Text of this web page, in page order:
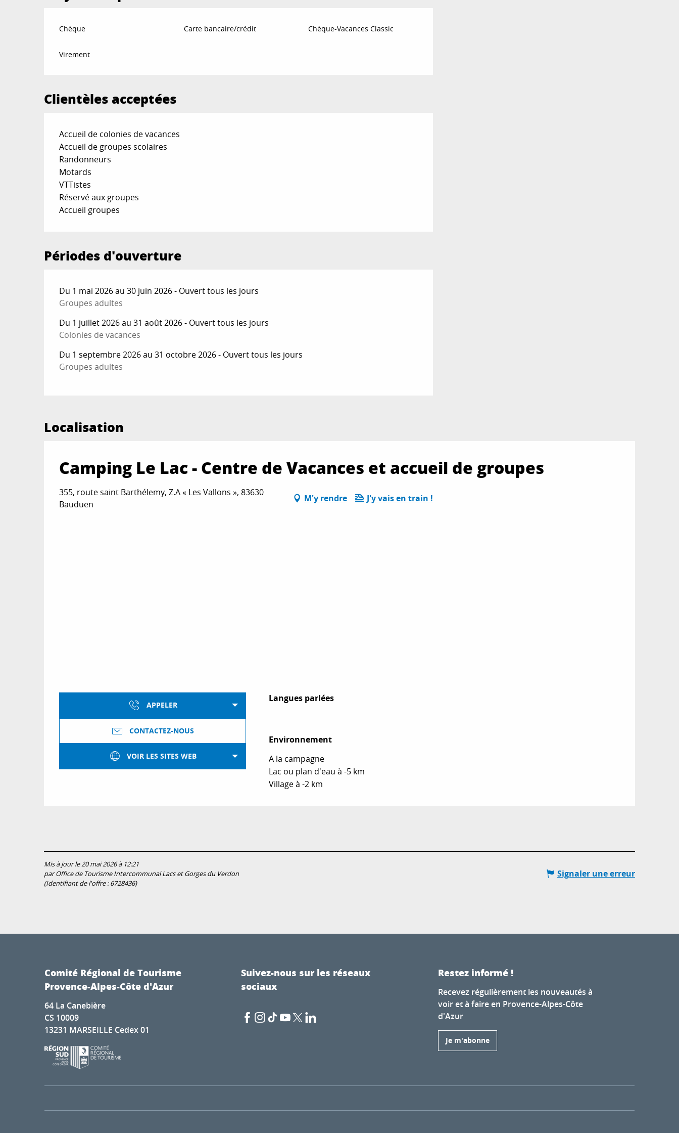
Chèque Carte bancaire/crédit Chèque-Vacances Classic
Virement
Clientèles acceptées
Accueil de colonies de vacances
Accueil de groupes scolaires
Randonneurs
Motards
VTTistes
Réservé aux groupes
Accueil groupes
Périodes d'ouverture
Du 1 mai 2026 au 30 juin 2026 - Ouvert tous les jours
Groupes adultes
Du 1 juillet 2026 au 31 août 2026 - Ouvert tous les jours
Colonies de vacances
Du 1 septembre 2026 au 31 octobre 2026 - Ouvert tous les jours
Groupes adultes
Localisation
Camping Le Lac - Centre de Vacances et accueil de groupes
355, route saint Barthélemy, Z.A « Les Vallons », 83630
Bauduen
M'y rendre J'y vais en train !
APPELER
CONTACTEZ-NOUS
VOIR LES SITES WEB
Langues parlées
Langues parlées
Environnement
Environnement
A la campagne
Lac ou plan d'eau à -5 km
Village à -2 km
Mis à jour le 20 mai 2026 à 12:21
par Office de Tourisme Intercommunal Lacs et Gorges du Verdon
(Identifiant de l'offre :6728436)
Signaler une erreur
Comité Régional de Tourisme
Provence-Alpes-Côte d'Azur
64 La Canebière
CS 10009
13231 MARSEILLE Cedex 01
Suivez-nous sur les réseaux
sociaux
Restez informé !
Recevez régulièrement les nouveautés à
voir et à faire en Provence-Alpes-Côte
d'Azur
Je m'abonne